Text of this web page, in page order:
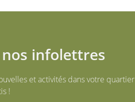
infolettres
et activités dans votre quartier
!